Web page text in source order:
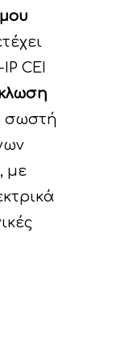
CEI
σωστή
με